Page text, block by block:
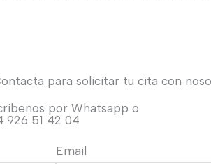
para solicitar tu cita con
por Whatsapp o
926 51 42 04
Email